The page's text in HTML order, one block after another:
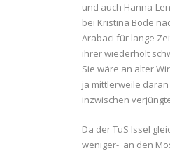
und auch Hanna-
bei Kristina Bode
Arabaci für lange
ihrer wiederholt
Sie wäre an alter
ja mittlerweile
inzwischen
Da der TuS Issel
weniger- an den